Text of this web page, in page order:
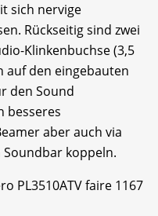
sich nervige
Rückseitig sind zwei
Klinkenbuchse (3,5
auf den eingebauten
den Sound
besseres
aber auch via
koppeln.
PL3510ATV faire 1167